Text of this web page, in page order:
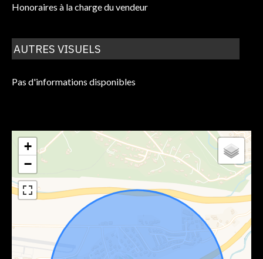
Honoraires à la charge du vendeur
AUTRES VISUELS
Pas d'informations disponibles
+
−